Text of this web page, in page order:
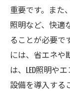
重要です。また
照明など、快適
ることが必要で
には、省エネや
は、LED照明や
設備を導入する